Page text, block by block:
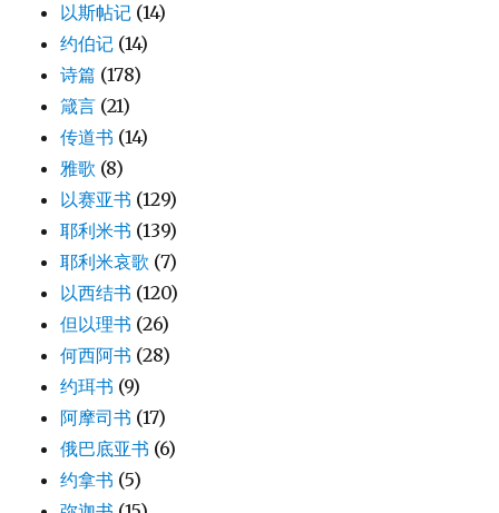
以斯帖记 (14)
约伯记 (14)
诗篇 (178)
箴言 (21)
传道书 (14)
雅歌 (8)
以赛亚书 (129)
耶利米书 (139)
耶利米哀歌 (7)
以西结书 (120)
但以理书 (26)
何西阿书 (28)
约珥书 (9)
阿摩司书 (17)
俄巴底亚书 (6)
约拿书 (5)